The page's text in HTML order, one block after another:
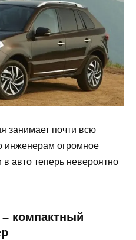
занимает почти всю
инженерам огромное
авто теперь невероятно
компактный